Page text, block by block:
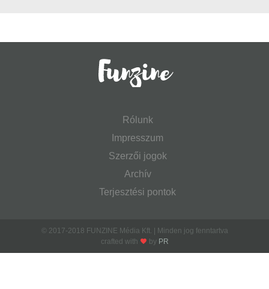
Rólunk
Impresszum
Szerzői jogok
Archív
Terjesztési pontok
© 2017-2018 FUNZINE Média Kft. | Minden jog fenntartva
crafted with
by PR